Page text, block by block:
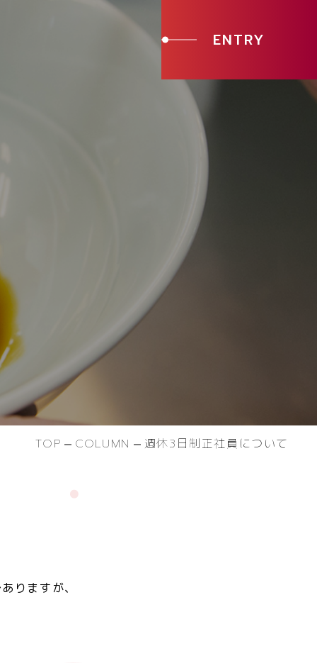
ENTRY
TOP COLUMN 週休3日制正社員について
りますが、